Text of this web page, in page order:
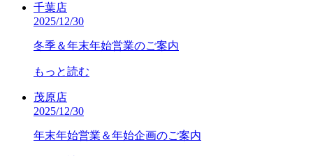
千葉店
2025/12/30
冬季＆年末年始営業のご案内
もっと読む
茂原店
2025/12/30
年末年始営業＆年始企画のご案内